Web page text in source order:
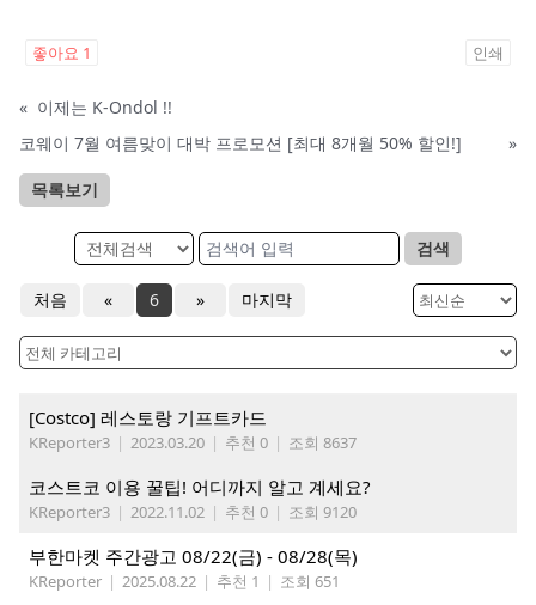
좋아요 1 인쇄
« 이제는 K-Ondol !!
코웨이 7월 여름맞이 대박 프로모션 [최대 8개월 50% 할인!]
»
목록보기
검색
처음 « 6 » 마지막
[Costco] 레스토랑 기프트카드
KReporter3 | 2023.03.20 | 추천 0 | 조회 8637
코스트코 이용 꿀팁! 어디까지 알고 계세요?
KReporter3 | 2022.11.02 | 추천 0 | 조회 9120
부한마켓 주간광고 08/22(금) - 08/28(목)
KReporter | 2025.08.22 | 추천 1 | 조회 651